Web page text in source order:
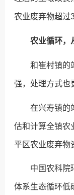
农业废弃物超过
农业循环，
和崔村镇的
强，处理方式也
在兴寿镇的
估和计算全镇农
平区农业废弃物
中国农科院
体系生态循环低